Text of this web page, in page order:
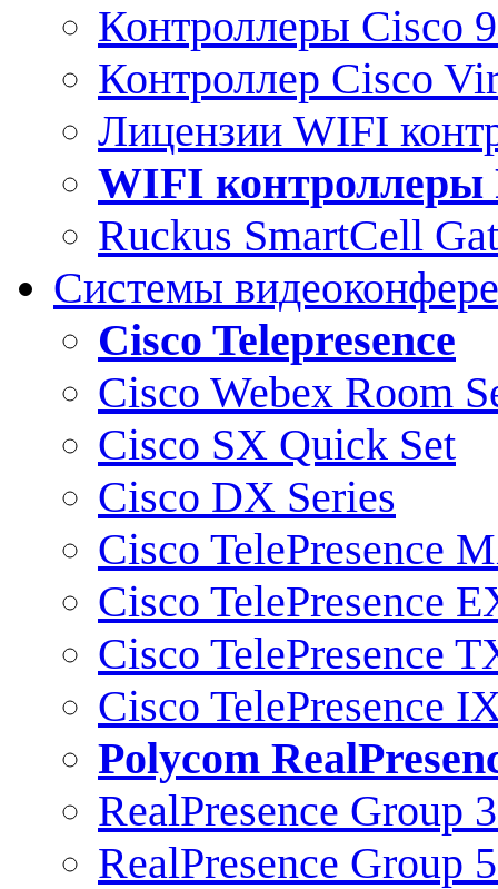
Контроллеры Cisco
Контроллер Cisco
Лицензии WIFI
WIFI контроллеры
Ruckus SmartCell
Системы
Cisco Telepresence
Cisco Webex Room
Cisco SX Quick Set
Cisco DX Series
Cisco TelePresence
Cisco TelePresence
Cisco TelePresence
Cisco TelePresence
Polycom
RealPresence Group
RealPresence Group